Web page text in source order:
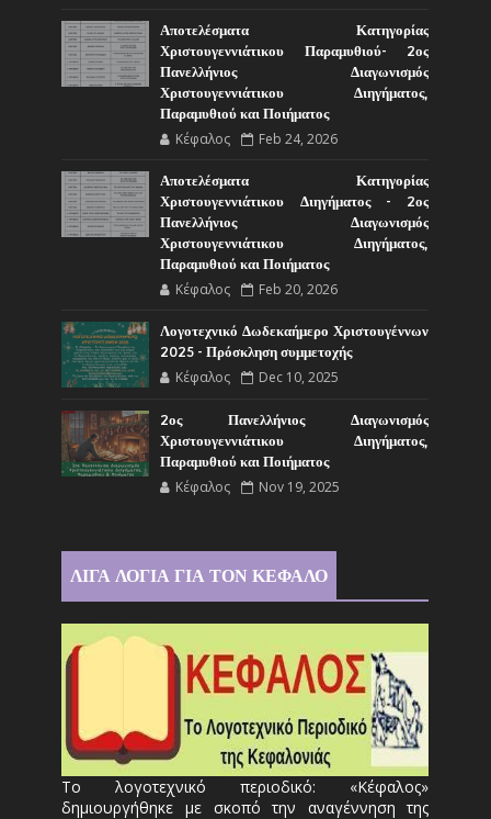
Αποτελέσματα Κατηγορίας
Χριστουγεννιάτικου Παραμυθιού- 2ος
Πανελλήνιος Διαγωνισμός
Χριστουγεννιάτικου Διηγήματος,
Παραμυθιού και Ποιήματος
Κέφαλος Feb 24, 2026
Αποτελέσματα Κατηγορίας
Χριστουγεννιάτικου Διηγήματος - 2ος
Πανελλήνιος Διαγωνισμός
Χριστουγεννιάτικου Διηγήματος,
Παραμυθιού και Ποιήματος
Κέφαλος Feb 20, 2026
Λογοτεχνικό Δωδεκαήμερο Χριστουγέννων
2025 - Πρόσκληση συμμετοχής
Κέφαλος Dec 10, 2025
2ος Πανελλήνιος Διαγωνισμός
Χριστουγεννιάτικου Διηγήματος,
Παραμυθιού και Ποιήματος
Κέφαλος Nov 19, 2025
ΛΙΓΑ ΛΟΓΙΑ ΓΙΑ ΤΟΝ ΚΕΦΑΛΟ
Το λογοτεχνικό περιοδικό: «Κέφαλος»
δημιουργήθηκε με σκοπό την αναγέννηση της